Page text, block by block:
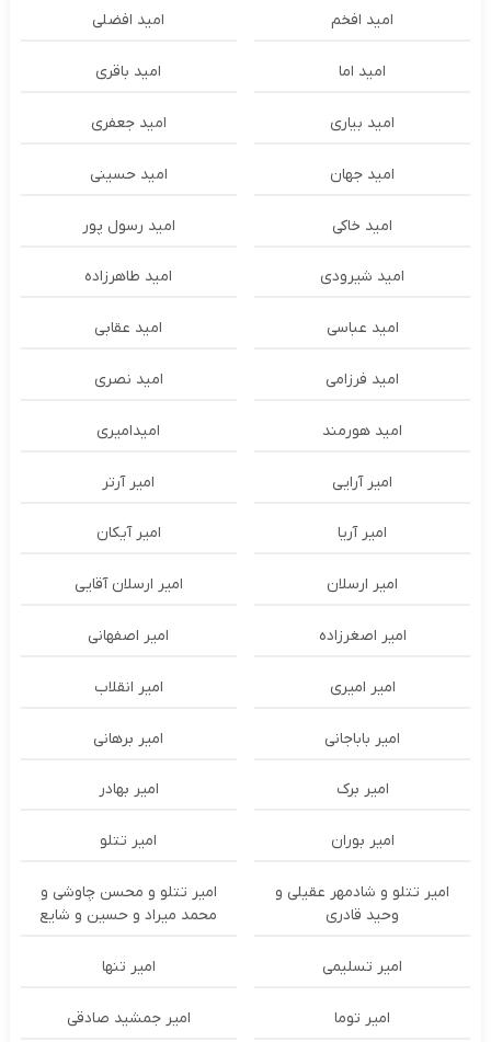
امید افخم امید افضلی
امید اما امید باقری
امید بیاری امید جعفری
امید جهان امید حسینی
امید خاکی امید رسول پور
امید شیرودی امید طاهرزاده
امید عباسی امید عقابی
امید فرزامی امید نصری
امید هورمند امیدامیری
امیر آرایی امیر آرتر
امیر آریا امیر آیکان
امیر ارسلان امیر ارسلان آقایی
امیر اصغرزاده امیر اصفهانی
امیر امیری امیر انقلاب
امیر باباجانی امیر برهانی
امیر برک امیر بهادر
امیر بوران امیر تتلو
امیر تتلو و شادمهر عقیلی و
وحید قادری
امیر تتلو و محسن چاوشی و
محمد میراد و حسین و شایع
امیر تسلیمی امیر تنها
امیر توما امیر جمشید صادقی